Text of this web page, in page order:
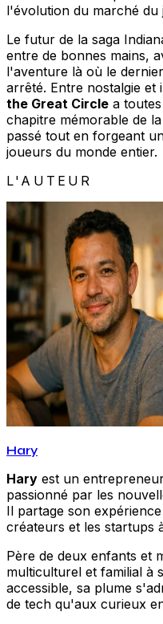
l'évolution du marché du
Le futur de la saga
entre de bonnes mains,
l'aventure là où le
arrêté. Entre nostalgie et
the Great Circle a
chapitre mémorable de
passé tout en forgeant
joueurs du monde entier.
L'AUTEUR
Hary
Hary est un
passionné par les
Il partage son
créateurs et les startups
Père de deux enfants et
multiculturel et familial à
accessible, sa plume
de tech qu'aux curieux